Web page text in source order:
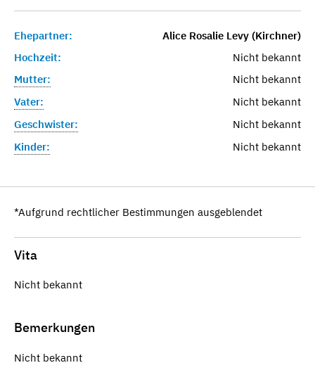
Ehepartner:
Alice Rosalie Levy (Kirchner)
Hochzeit:
Nicht bekannt
Mutter:
Nicht bekannt
Vater:
Nicht bekannt
Geschwister:
Nicht bekannt
Kinder:
Nicht bekannt
*Aufgrund rechtlicher Bestimmungen ausgeblendet
Vita
Nicht bekannt
Bemerkungen
Nicht bekannt